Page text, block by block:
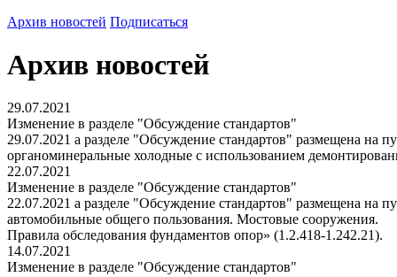
Архив новостей Подписаться
Архив новостей
29.07.2021
Изменение в разделе "Обсуждение стандартов"
29.07.2021 а разделе "Обсуждение стандартов" размещена на
органоминеральные холодные с использованием
22.07.2021
Изменение в разделе "Обсуждение стандартов"
22.07.2021 а разделе "Обсуждение стандартов" размещена на
автомобильные общего пользования. Мостовые сооружения.
Правила обследования фундаментов опор» (1.2.418-1.242.21).
14.07.2021
Изменение в разделе "Обсуждение стандартов"